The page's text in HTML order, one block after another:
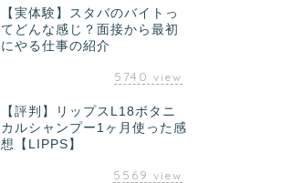
【実体験】スタバのバイトっ
てどんな感じ？面接から最初
にやる仕事の紹介
5740 view
【評判】リップスL18ボタニ
カルシャンプー1ヶ月使った感
想【LIPPS】
5569 view